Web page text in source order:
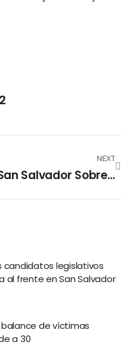
NEXT
San Salvador Sobrepasa Los 1,800 Contagios De Covid-19
candidatos legislativos
al frente en San Salvador
de víctimas
a 30